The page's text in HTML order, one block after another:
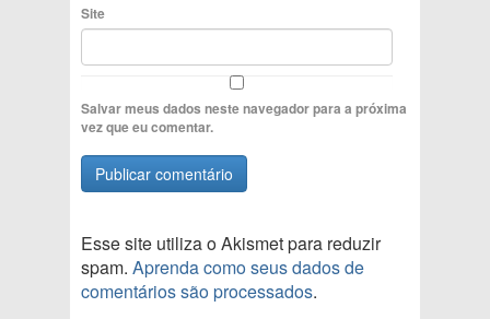
Site
Salvar meus dados neste navegador para a próxima
vez que eu comentar.
Esse site utiliza o Akismet para reduzir
spam. Aprenda como seus dados de
comentários são processados.